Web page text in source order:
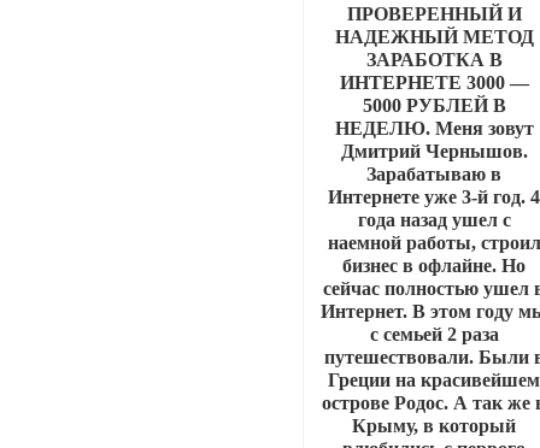
ПРОВЕРЕННЫЙ И
НАДЕЖНЫЙ МЕТОД
ЗАРАБОТКА В
ИНТЕРНЕТЕ 3000 —
5000 РУБЛЕЙ В
НЕДЕЛЮ. Меня зовут
Дмитрий Чернышов.
Зарабатываю в
Интернете уже 3-й год. 4
года назад ушел с
наемной работы, строил
бизнес в офлайне. Но
сейчас полностью ушел
Интернет. В этом году
с семьей 2 раза
путешествовали. Были
Греции на красивейшем
острове Родос. А так же
Крыму, в который